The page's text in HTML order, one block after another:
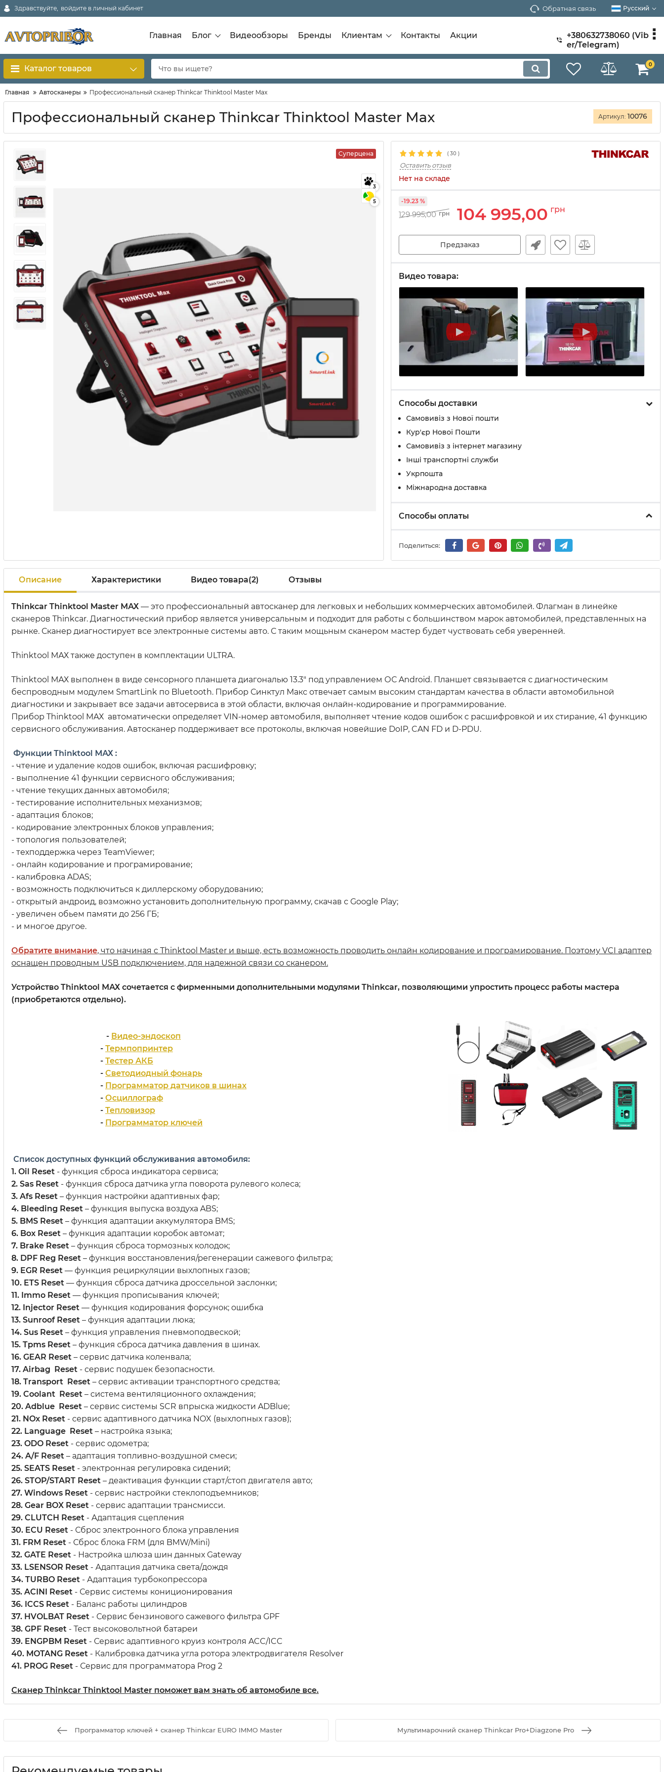
Здравствуйте, войдите в личный кабинет Обратная связь Русский
Главная Блог Видеообзоры Бренды Клиентам Контакты Акции
+380632738060 (Vib
er/Telegram)
Каталог товаров 0
Главная Автосканеры Профессиональный сканер Thinkcar Thinktool Master Max
Профессиональный сканер Thinkcar Thinktool Master Max Артикул: 10076
Суперцена
3
5
( 30 )
Оставить отзыв
Нет на складе
129 995,00 грн 104 995,00 грн
-19.23 %
Предзаказ
Видео товара:
Способы доставки
Самовивіз з Нової пошти
Кур'єр Нової Пошти
Самовивіз з інтернет магазину
Інші транспортні служби
Укрпошта
Міжнародна доставка
Способы оплаты
Поделиться:
Описание Характеристики Видео товара(2) Отзывы
Thinkcar Thinktool Master MАХ — это профессиональный автосканер для легковых и небольших коммерческих автомобилей. Флагман в линейке
сканеров Thinkcar. Диагностический прибор является универсальным и подходит для работы с большинством марок автомобилей, представленных на
рынке. Сканер диагностирует все электронные системы авто. С таким мощьным сканером мастер будет чуствовать себя уверенней.
Thinktool МАХ также доступен в комплектации ULTRA.
Thinktool МАХ выполнен в виде сенсорного планшета диагональю 13.3″ под управлением ОС Android. Планшет связывается с диагностическим
беспроводным модулем SmartLink по Bluetooth. Прибор Синктул Макс отвечает самым высоким стандартам качества в области автомобильной
диагностики и закрывает все задачи автосервиса в этой области, включая онлайн-кодирование и программирование.
Прибор Thinktool МАХ автоматически определяет VIN-номер автомобиля, выполняет чтение кодов ошибок с расшифровкой и их стирание, 41 функцию
сервисного обслуживания. Автосканер поддерживает все протоколы, включая новейшие DoIP, CAN FD и D-PDU.
Функции Thinktool МАХ :
- чтение и удаление кодов ошибок, включая расшифровку;
- выполнение 41 функции сервисного обслуживания;
- чтение текущих данных автомобиля;
- тестирование исполнительных механизмов;
- адаптация блоков;
- кодирование электронных блоков управления;
- топология пользователей;
- техподдержка через TeamViewer;
- онлайн кодирование и програмирование;
- калибровка ADAS;
- возможность подключиться к диллерскому оборудованию;
- открытый андроид, возможно установить дополнительную программу, скачав с Google Play;
- увеличен обьем памяти до 256 ГБ;
- и многое другое.
Обратите внимание, что начиная с Thinktool Master и выше, есть возможность проводить онлайн кодирование и програмирование. Поэтому VCI адаптер
оснащен проводным USB подключением, для надежной связи со сканером.
Устройство Thinktool MАХ сочетается с фирменными дополнительными модулями Thinkcar, позволяющими упростить процесс работы мастера
(приобретаются отдельно).
- Видео-эндоскоп
- Термпопринтер
- Тестер АКБ
- Светодиодный фонарь
- Программатор датчиков в шинах
- Осциллограф
- Тепловизор
- Программатор ключей
Список доступных функций обслуживания автомобиля:
1. Oil Reset - функция сброса индикатора сервиса;
2. Sas Reset - функция сброса датчика угла поворота рулевого колеса;
3. Afs Reset – функция настройки адаптивных фар;
4. Bleeding Reset – функция выпуска воздуха ABS;
5. BMS Reset – функция адаптации аккумулятора BMS;
6. Box Reset – функция адаптации коробок автомат;
7. Brake Reset – функция сброса тормозных колодок;
8. DPF Reg Reset – функция восстановления/регенерации сажевого фильтра;
9. EGR Reset — функция рециркуляции выхлопных газов;
10. ETS Reset — функция сброса датчика дроссельной заслонки;
11. Immo Reset — функция прописывания ключей;
12. Injector Reset — функция кодирования форсунок; ошибка
13. Sunroof Reset – функция адаптации люка;
14. Sus Reset – функция управления пневмоподвеской;
15. Tpms Reset – функция сброса датчика давления в шинах.
16. GEAR Reset – сервис датчика коленвала;
17. Airbag Reset - сервис подушек безопасности.
18. Transport Reset – сервис активации транспортного средства;
19. Coolant Reset – система вентиляционного охлаждения;
20. Adblue Reset – сервис системы SCR впрыска жидкости ADBlue;
21. NOx Reset - сервис адаптивного датчика NOX (выхлопных газов);
22. Language Reset – настройка языка;
23. ODO Reset - сервис одометра;
24. A/F Reset – адаптация топливно-воздушной смеси;
25. SEATS Reset - электронная регулировка сидений;
26. STOP/START Reset – деактивация функции старт/стоп двигателя авто;
27. Windows Reset - сервис настройки стеклоподъемников;
28. Gear BOX Reset - сервис адаптации трансмисси.
29. CLUTCH Reset - Адаптация сцепления
30. ECU Reset - Сброс электронного блока управления
31. FRM Reset - Сброс блока FRM (для BMW/Mini)
32. GATE Reset - Настройка шлюза шин данных Gateway
33. LSENSOR Reset - Адаптация датчика света/дождя
34. TURBO Reset - Адаптация турбокопрессора
35. ACINI Reset - Сервис системы кониционирования
36. ICCS Reset - Баланс работы цилиндров
37. HVOLBAT Reset - Сервис бензинового сажевого фильтра GPF
38. GPF Reset - Тест высоковольтной батареи
39. ENGPBM Reset - Сервис адаптивного круиз контроля ACC/ICC
40. MOTANG Reset - Калибровка датчика угла ротора электродвигателя Resolver
41. PROG Reset - Сервис для программатора Prog 2
Сканер Thinkcar Thinktool Master поможет вам знать об автомобиле все.
Программатор ключей + сканер Thinkcar EURO IMMO Master Мультимарочний сканер Thinkcar Pro+Diagzone Pro